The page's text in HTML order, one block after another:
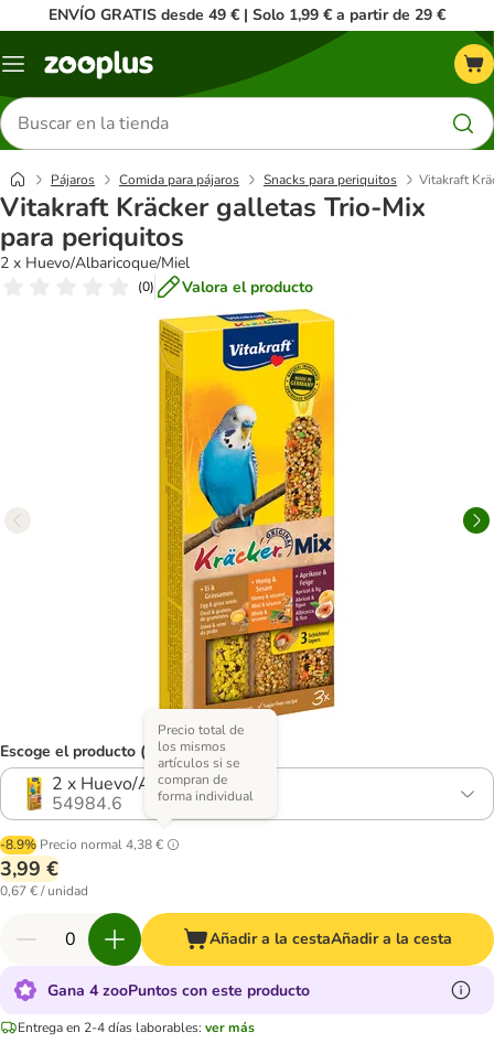
ENVÍO GRATIS desde 49 € | Solo 1,99 € a partir de 29 €
Menú
Buscar
productos
Pájaros Comida para pájaros Snacks para periquitos Vitakraft
Vitakraft Kräcker galletas Trio-Mix
para periquitos
2 x Huevo/Albaricoque/Miel
(0) Valora el producto
Escoge el producto (4 opciones)
2 x Huevo/Albaricoque/Miel
54984.6
-8.9% Precio normal4,38 €
Precio total de
los mismos
artículos si se
compran de
forma individual
3,99 €
0,67 € / unidad
Añadir a la cestaAñadir a la cesta
Gana 4 zooPuntos con este producto
Entrega en 2-4 días laborables: ver más